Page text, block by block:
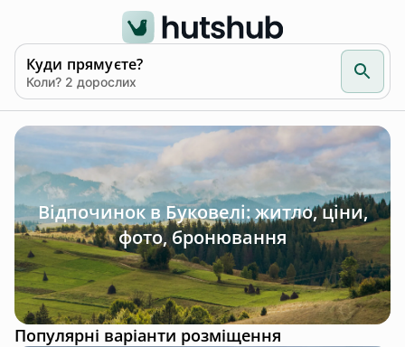
Куди прямуєте?
Коли? 2 дорослих
Відпочинок в Буковелі: житло, ціни,
фото, бронювання
Популярні варіанти розміщення